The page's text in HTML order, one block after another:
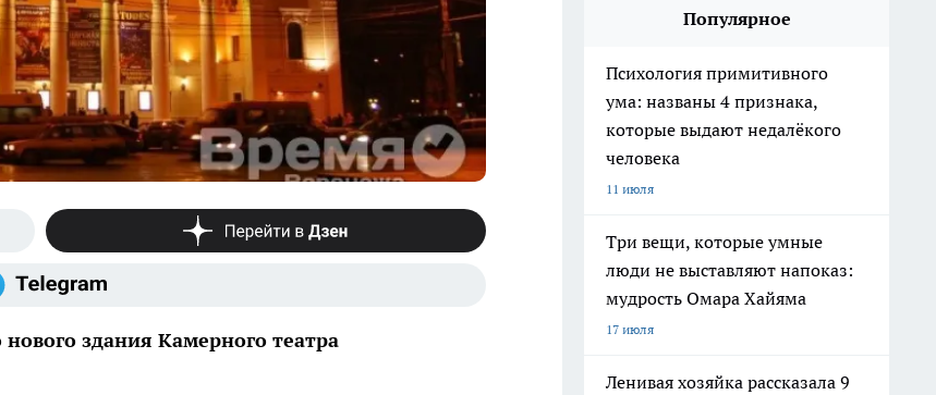
здания Камерного театра
Популярное
Психология примитивного
ума: названы 4 признака,
которые выдают недалёкого
человека
11 июля
Три вещи, которые умные
люди не выставляют напоказ:
мудрость Омара Хайяма
17 июля
Ленивая хозяйка рассказала 9